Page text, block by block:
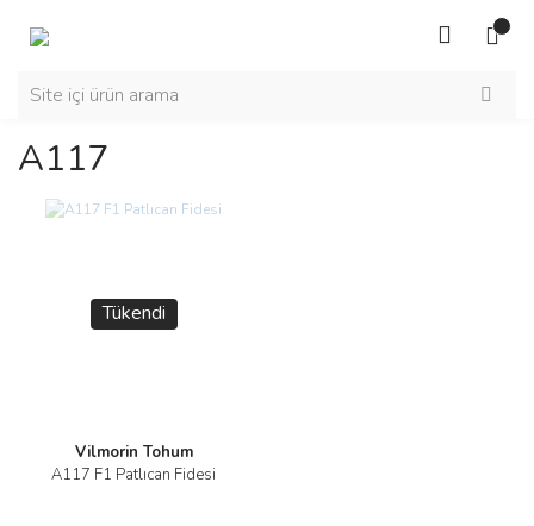
A117
Tükendi
Vilmorin Tohum
A117 F1 Patlıcan Fidesi